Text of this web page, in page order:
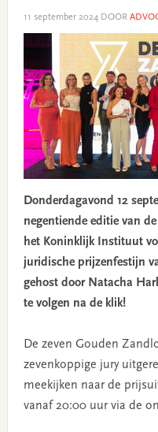
11 september 2024DOOR
Donderdagavond 12
negentiende editie van
het Koninklijk Instituut
juridische prijzenfestijn
gehost door Natacha
te volgen na de klik!
De zeven Gouden
zevenkoppige jury
meekijken naar de
vanaf 20:00 uur via de